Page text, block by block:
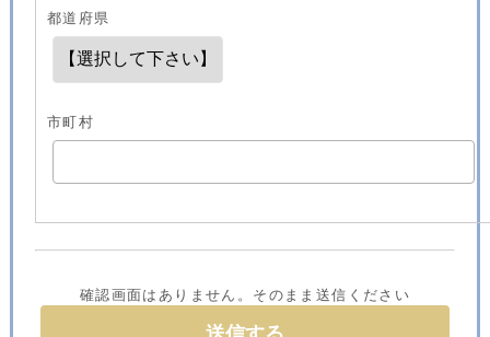
都道府県
市町村
確認画面はありません。そのまま送信ください